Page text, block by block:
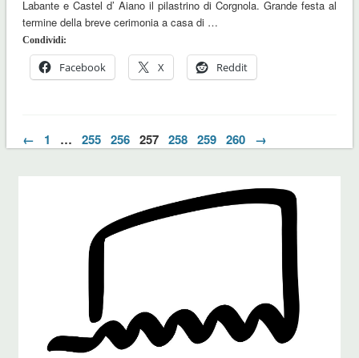
Labante e Castel d’ Aiano il pilastrino di Corgnola. Grande festa al
termine della breve cerimonia a casa di …
Condividi:
Facebook X Reddit
← 1 … 255 256 257 258 259 260 →